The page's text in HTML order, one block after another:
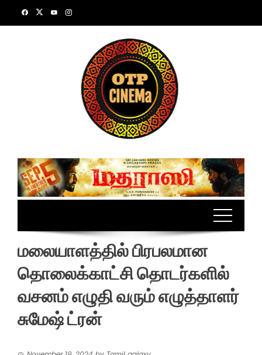
மலையாளத்தில் பிரபலமான
தொலைக்காட்சி தொடர்களில்
வசனம் எழுதி வரும் எழுத்தாளர்
சுமேஷ் ட்ரன்